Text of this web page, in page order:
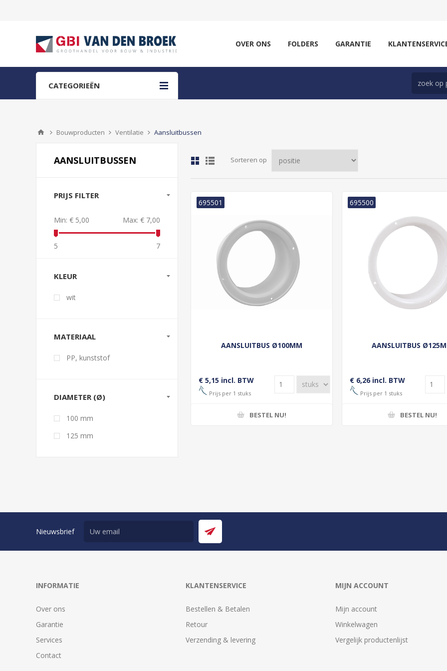
OVER ONS FOLDERS GARANTIE
CATEGORIEËN
Bouwproducten Ventilatie Aansluitbussen
Sorteren op
AANSLUITBUS Ø100MM
695501
€ 5,15 incl. BTW
Prijs per 1 stuks
BESTEL NU!
AANSLUITBUS
695500
€ 6,26 incl. BTW
Prijs per 1 stuks
BESTEL NU!
AANSLUITBUSSEN
PRIJS FILTER
Min: € 5,00 Max: € 7,00
5 7
KLEUR
wit
MATERIAAL
PP, kunststof
DIAMETER (Ø)
100 mm
125 mm
Nieuwsbrief
INFORMATIE
Over ons
Garantie
Services
Contact
KLANTENSERVICE
Bestellen & Betalen
Retour
Verzending & levering
MIJN ACCOUNT
Mijn account
Winkelwagen
Vergelijk productenlijst